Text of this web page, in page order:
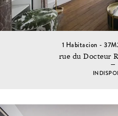
1 Habitacion -
rue du Docteur